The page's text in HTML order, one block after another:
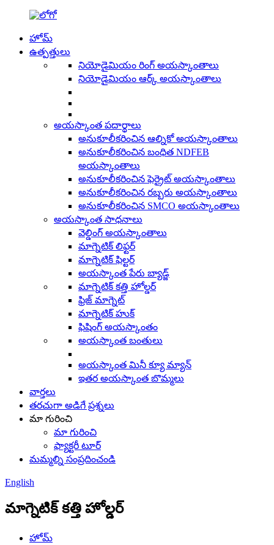
హోమ్
ఉత్పత్తులు
నియోడైమియం రింగ్ అయస్కాంతాలు
నియోడైమియం ఆర్క్ అయస్కాంతాలు
అయస్కాంత పదార్థాలు
అనుకూలీకరించిన ఆల్నికో అయస్కాంతాలు
అనుకూలీకరించిన బంధిత NDFEB
అయస్కాంతాలు
అనుకూలీకరించిన ఫెర్రైట్ అయస్కాంతాలు
అనుకూలీకరించిన రబ్బరు అయస్కాంతాలు
అనుకూలీకరించిన SMCO అయస్కాంతాలు
అయస్కాంత సాధనాలు
వెల్డింగ్ అయస్కాంతాలు
మాగ్నెటిక్ లిఫ్టర్
మాగ్నెటిక్ ఫిల్టర్
అయస్కాంత పేరు బ్యాడ్జ్
మాగ్నెటిక్ కత్తి హోల్డర్
ఫ్రిజ్ మాగ్నెట్
మాగ్నెటిక్ హుక్
ఫిషింగ్ అయస్కాంతం
అయస్కాంత బంతులు
అయస్కాంత మినీ క్యూ మ్యాన్
ఇతర అయస్కాంత బొమ్మలు
వార్తలు
తరచుగా అడిగే ప్రశ్నలు
మా గురించి
మా గురించి
ఫ్యాక్టరీ టూర్
మమ్మల్ని సంప్రదించండి
English
మాగ్నెటిక్ కత్తి హోల్డర్
హోమ్